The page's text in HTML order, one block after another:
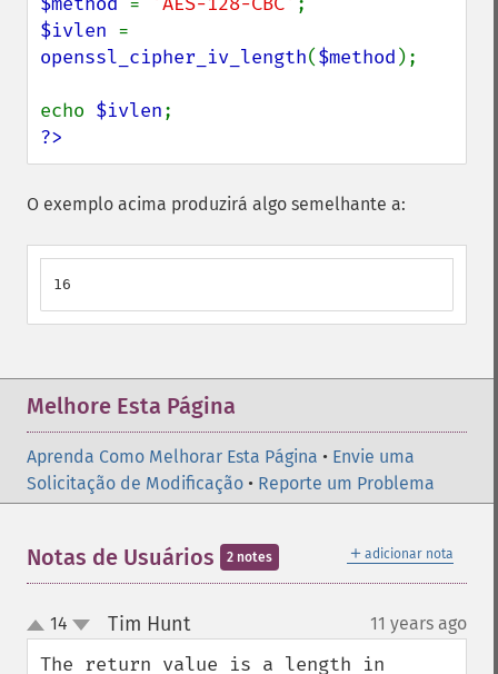
$ivlen
openssl_cipher_iv_length($method );
echo $ivlen
?>
O exemplo acima produzirá algo semelhante a:
16
Melhore Esta Página
Aprenda Como Melhorar Esta Página • Envie uma
Solicitação de Modificação • Reporte um Problema
＋ adicionar nota
Notas de Usuários 2 notes
up
down
14 Tim Hunt¶ 11 years ago
The return value is a length in